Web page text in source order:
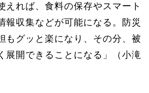
えれば、食料の保存やスマート
報収集などが可能になる。防災
もグッと楽になり、その分、被
展開できることになる」（小滝